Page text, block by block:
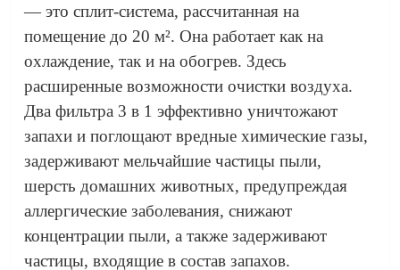
— это сплит-система, рассчитанная на
помещение до 20 м². Она работает как на
охлаждение, так и на обогрев. Здесь
расширенные возможности очистки воздуха.
Два фильтра 3 в 1 эффективно уничтожают
запахи и поглощают вредные химические газы,
задерживают мельчайшие частицы пыли,
шерсть домашних животных, предупреждая
аллергические заболевания, снижают
концентрации пыли, а также задерживают
частицы, входящие в состав запахов.